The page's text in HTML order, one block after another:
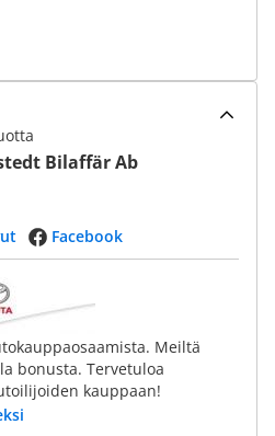
Bilaffär Ab
Facebook
Meiltä
bonusta. Tervetuloa
kauppaan!